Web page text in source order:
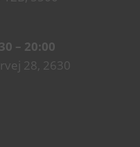
– 20:00
28, 2630